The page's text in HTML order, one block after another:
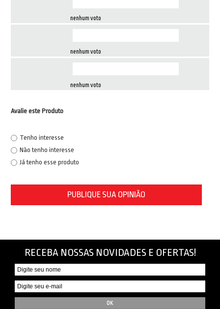
nenhum voto
nenhum voto
nenhum voto
Avalie este Produto
Tenho interesse
Não tenho interesse
Já tenho esse produto
PUBLIQUE SUA OPINIÃO
RECEBA NOSSAS NOVIDADES E OFERTAS!